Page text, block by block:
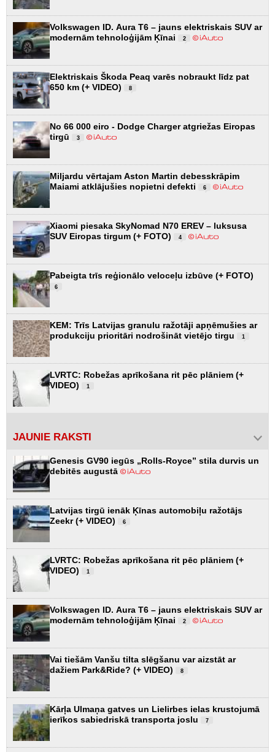
Volkswagen ID. Aura T6 – jauns elektriskais SUV ar
modernām tehnoloģijām Ķīnai
2
Elektriskais Škoda Peaq varēs nobraukt līdz pat
650 km (+ VIDEO)
8
No 66 000 eiro - Dodge Charger atgriežas Eiropas
tirgū
3
Miljardu vērtajam Aston Martin debesskrāpim
Maiami atklājušies nopietni defekti
6
Xiaomi piesaka SkyNomad N70 EREV – luksusa
SUV Eiropas tirgum (+ FOTO)
4
Pabeigta trīs reģionālo veloceļu izbūve (+ FOTO)
6
KEM: Trīs Latvijas granulu ražotāji apņēmušies ar
produkciju prioritāri nodrošināt vietējo tirgu
1
LVRTC: Robežas aprīkošana rit pēc plāniem (+
VIDEO)
1
JAUNIE RAKSTI
Genesis GV90 iegūs „Rolls-Royce” stila durvis un
debitēs augustā
Latvijas tirgū ienāk Ķīnas automobiļu ražotājs
Zeekr (+ VIDEO)
6
LVRTC: Robežas aprīkošana rit pēc plāniem (+
VIDEO)
1
Volkswagen ID. Aura T6 – jauns elektriskais SUV ar
modernām tehnoloģijām Ķīnai
2
Vai tiešām Vanšu tilta slēgšanu var aizstāt ar
dažiem Park&Ride? (+ VIDEO)
8
Kārļa Ulmaņa gatves un Lielirbes ielas krustojumā
ierīkos sabiedriskā transporta joslu
7